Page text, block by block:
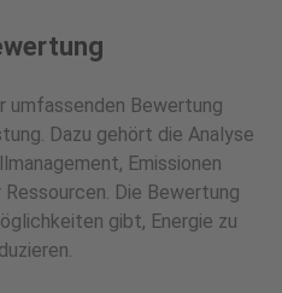
umfassenden Bewertung
Dazu gehört die Analyse
Emissionen
Die Bewertung
gibt, Energie zu